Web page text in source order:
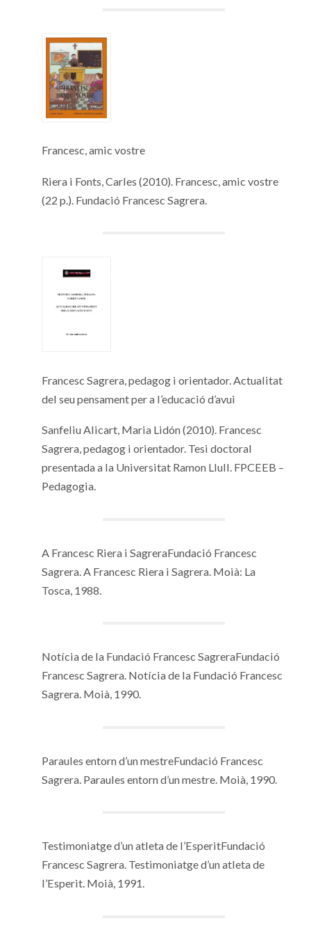
Francesc, amic vostre
Riera i Fonts, Carles (2010). Francesc, amic vostre
(22 p.). Fundació Francesc Sagrera.
Francesc Sagrera, pedagog i orientador. Actualitat
del seu pensament per a l’educació d’avui
Sanfeliu Alicart, Maria Lidón (2010). Francesc
Sagrera, pedagog i orientador. Tesi doctoral
presentada a la Universitat Ramon Llull. FPCEEB –
Pedagogia.
A Francesc Riera i SagreraFundació Francesc
Sagrera. A Francesc Riera i Sagrera. Moià: La
Tosca, 1988.
Notícia de la Fundació Francesc SagreraFundació
Francesc Sagrera. Notícia de la Fundació Francesc
Sagrera. Moià, 1990.
Paraules entorn d’un mestreFundació Francesc
Sagrera. Paraules entorn d’un mestre. Moià, 1990.
Testimoniatge d’un atleta de l’EsperitFundació
Francesc Sagrera. Testimoniatge d’un atleta de
l’Esperit. Moià, 1991.